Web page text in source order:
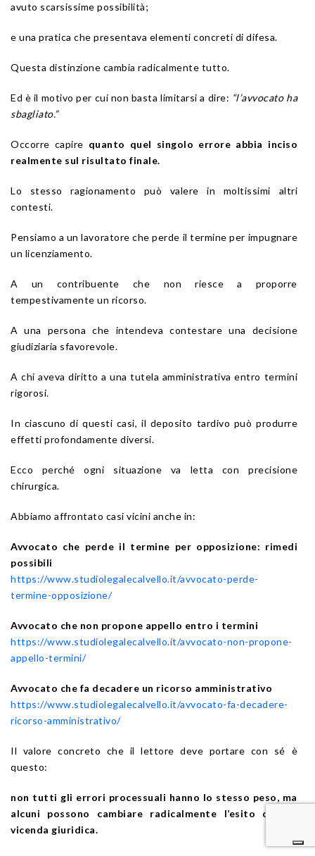
avuto scarsissime possibilità;
e una pratica che presentava elementi concreti di difesa.
Questa distinzione cambia radicalmente tutto.
Ed è il motivo per cui non basta limitarsi a dire: “l’avvocato ha
sbagliato.”
Occorre capire quanto quel singolo errore abbia inciso
realmente sul risultato finale.
Lo stesso ragionamento può valere in moltissimi altri
contesti.
Pensiamo a un lavoratore che perde il termine per impugnare
un licenziamento.
A un contribuente che non riesce a proporre
tempestivamente un ricorso.
A una persona che intendeva contestare una decisione
giudiziaria sfavorevole.
A chi aveva diritto a una tutela amministrativa entro termini
rigorosi.
In ciascuno di questi casi, il deposito tardivo può produrre
effetti profondamente diversi.
Ecco perché ogni situazione va letta con precisione
chirurgica.
Abbiamo affrontato casi vicini anche in:
Avvocato che perde il termine per opposizione: rimedi
possibili
https://www.studiolegalecalvello.it/avvocato-perde-
termine-opposizione/
Avvocato che non propone appello entro i termini
https://www.studiolegalecalvello.it/avvocato-non-propone-
appello-termini/
Avvocato che fa decadere un ricorso amministrativo
https://www.studiolegalecalvello.it/avvocato-fa-decadere-
ricorso-amministrativo/
Il valore concreto che il lettore deve portare con sé è
questo:
non tutti gli errori processuali hanno lo stesso peso, ma
alcuni possono cambiare radicalmente l’esito di una
vicenda giuridica.